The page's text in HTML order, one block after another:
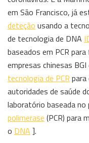
em São Francisco, já
deteção usando a
de tecnologia de DNA
baseados em PCR
empresas chinesas
tecnologia de PCR
autoridades de saúde
laboratório baseada no
polimerase (PCR) para
o DNA ].